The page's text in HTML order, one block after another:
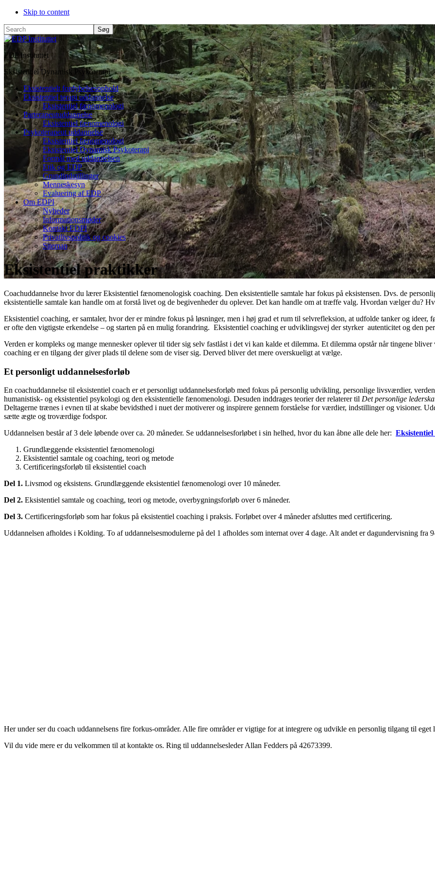
Skip to content
Search
EDP Instituttet
Eksistentiel Dynamisk Psykoterapi
Eksistentielt fordybelsesophold
Eksistentiel terapi uddannelse
Eksistentiel fænomenologi
Parterapeutuddannelse
Eksistentiel fænomenologi
Psykoterapeut uddannelse
Eksistentiel fænomenologi
Eksistentiel Dynamisk Psykoterapi
Formål med uddannelsen
Etik og EDP
Grundindstillinger
Menneskesyn
Evaluering af EDP
Om EDPI
Nyheder
Informationsmøder
Kontakt EDPI
Privatlivspolitik og cookies
Sitemap
Eksistentiel praktikker
Coachuddannelse hvor du lærer Eksistentiel fænomenologisk coaching. Den eksistentielle samtale har fokus på eksistensen. Dvs. de
eksistentielle samtale kan handle om at forstå livet og de begivenheder du oplever. Det kan handle om at træffe valg. Hvordan vælger du?
Eksistentiel coaching, er samtaler, hvor der er mindre fokus på løsninger, men i høj grad et rum til selvrefleksion, at udfolde tanker og ideer,
er ofte den vigtigste erkendelse – og starten på en mulig forandring. Eksistentiel coaching er udviklingsvej der styrker autenticitet og den
Verden er kompleks og mange mennesker oplever til tider sig selv fastlåst i det vi kan kalde et dilemma. Et dilemma opstår når tingene
coaching er en tilgang der giver plads til delene som de viser sig. Derved bliver det mere overskueligt at vælge.
Et personligt uddannelsesforløb
En coachuddannelse til eksistentiel coach er et personligt uddannelsesforløb med fokus på personlig udvikling, personlige livsværdier,
humanistisk- og eksistentiel psykologi og den eksistentielle fænomenologi. Desuden inddrages teorier der relaterer til Det personlige
Deltagerne trænes i evnen til at skabe bevidsthed i nuet der motiverer og inspirere gennem forståelse for værdier, indstillinger og visioner.
sætte ægte og troværdige fodspor.
Uddannelsen består af 3 dele løbende over ca. 20 måneder. Se uddannelsesforløbet i sin helhed, hvor du kan åbne alle dele her: Eksistentiel
Grundlæggende eksistentiel fænomenologi
Eksistentiel samtale og coaching, teori og metode
Certificeringsforløb til eksistentiel coach
Del 1. Livsmod og eksistens. Grundlæggende eksistentiel fænomenologi over 10 måneder.
Del 2. Eksistentiel samtale og coaching, teori og metode, overbygningsforløb over 6 måneder.
Del 3. Certificeringsforløb som har fokus på eksistentiel coaching i praksis. Forløbet over 4 måneder afsluttes med certificering.
Uddannelsen afholdes i Kolding. To af uddannelsesmodulerne på del 1 afholdes som internat over 4 dage. Alt andet er dagundervisning fra
Her under ser du coach uddannelsens fire forkus-områder. Alle fire områder er vigtige for at integrere og udvikle en personlig tilgang til eget
Vil du vide mere er du velkommen til at kontakte os. Ring til uddannelsesleder Allan Fedders på 42673399.